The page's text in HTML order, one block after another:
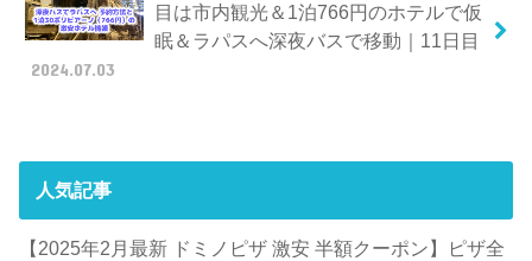
目は市内観光＆1泊766円のホテルで仮
眠＆ラパスへ深夜バスで移動｜11日目
2024.07.03
人気記事
【2025年2月最新 ドミノピザ 激安 半額クーポン】ピザ全